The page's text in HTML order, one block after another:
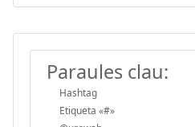
Paraules clau:
Hashtag
Etiqueta «#»